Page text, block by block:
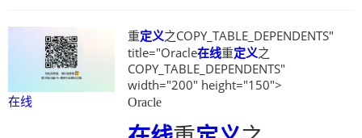
在线
重定义之COPY_TABLE_DEPENDENTS"
title="Oracle在线重定义之
COPY_TABLE_DEPENDENTS"
width="200" height="150">
Oracle